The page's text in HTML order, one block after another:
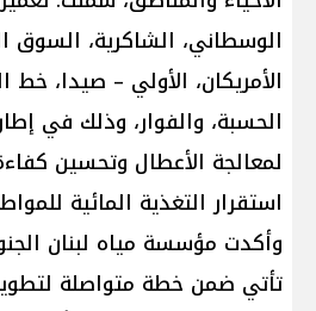
الوسطاني، الشاكرية، السوق
الأمريكان، الأولي – صيدا،
الحسبة، والفوار، وذلك في
لمعالجة الأعطال وتحسين
استقرار التغذية المائية
وأكدت مؤسسة مياه لبنان
تأتي ضمن خطة متواصلة لتطوير